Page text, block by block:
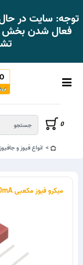
توجه: سایت در
فعال شدن بخش
0
انواع فیوز و جافیوز
میکرو فیوز مکعبی 500mA پکیج TE5